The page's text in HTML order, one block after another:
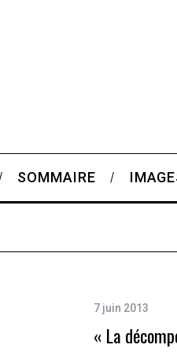
SOMMAIRE
7 juin 2013
« La